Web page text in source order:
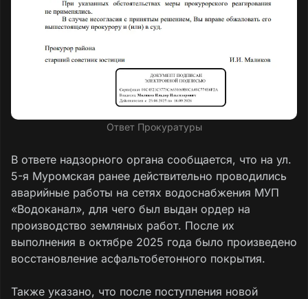
Ответ Прокуратуры
В ответе надзорного органа сообщается, что на ул.
5-я Муромская ранее действительно проводились
аварийные работы на сетях водоснабжения МУП
«Водоканал», для чего был выдан ордер на
производство земляных работ. После их
выполнения в октябре 2025 года было произведено
восстановление асфальтобетонного покрытия.
Также указано, что после поступления новой